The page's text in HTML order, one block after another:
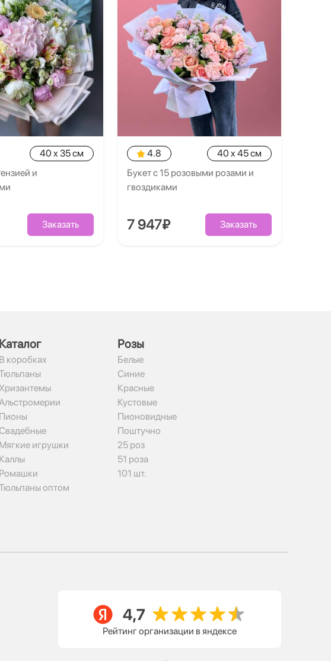
40 x 35 см
и
Заказать
4.8
40 x 45 см
Букет с 15 розовыми розами и
гвоздиками
7 947₽ Заказать
Каталог
В коробках
Хризантемы
Пионы
Свадебные
Мягкие игрушки
Каллы
Ромашки
оптом
Рoзы
Белые
Синие
Красные
Кустовые
Пионовидные
Поштучно
25 роз
51 роза
101 шт.
Рейтинг организации в яндексе